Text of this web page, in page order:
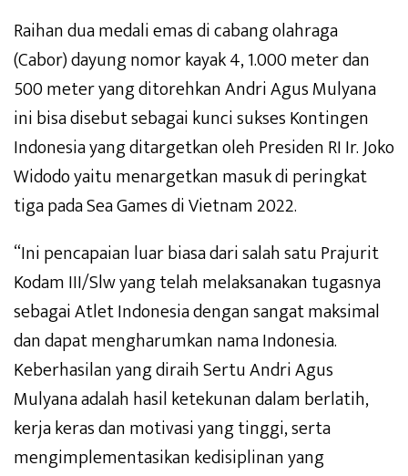
Raihan dua medali emas di cabang olahraga
(Cabor) dayung nomor kayak 4, 1.000 meter dan
500 meter yang ditorehkan Andri Agus Mulyana
ini bisa disebut sebagai kunci sukses Kontingen
Indonesia yang ditargetkan oleh Presiden RI Ir. Joko
Widodo yaitu menargetkan masuk di peringkat
tiga pada Sea Games di Vietnam 2022.
“Ini pencapaian luar biasa dari salah satu Prajurit
Kodam III/Slw yang telah melaksanakan tugasnya
sebagai Atlet Indonesia dengan sangat maksimal
dan dapat mengharumkan nama Indonesia.
Keberhasilan yang diraih Sertu Andri Agus
Mulyana adalah hasil ketekunan dalam berlatih,
kerja keras dan motivasi yang tinggi, serta
mengimplementasikan kedisiplinan yang